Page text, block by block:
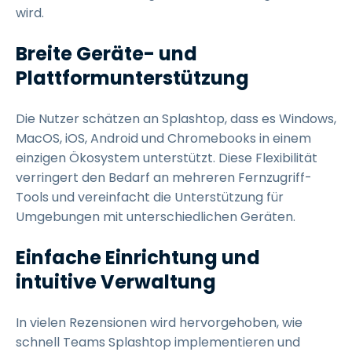
wird.
Breite Geräte- und
Plattformunterstützung
Die Nutzer schätzen an Splashtop, dass es Windows,
MacOS, iOS, Android und Chromebooks in einem
einzigen Ökosystem unterstützt. Diese Flexibilität
verringert den Bedarf an mehreren Fernzugriff-
Tools und vereinfacht die Unterstützung für
Umgebungen mit unterschiedlichen Geräten.
Einfache Einrichtung und
intuitive Verwaltung
In vielen Rezensionen wird hervorgehoben, wie
schnell Teams Splashtop implementieren und